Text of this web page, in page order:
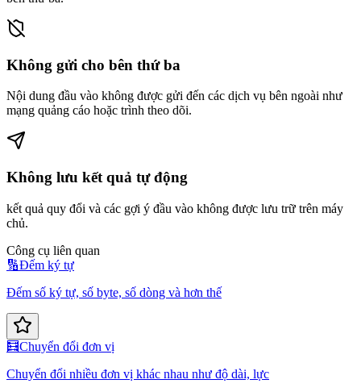
Không gửi cho bên thứ ba
Nội dung đầu vào không được gửi đến các dịch vụ bên ngoài như
mạng quảng cáo hoặc trình theo dõi.
Không lưu kết quả tự động
kết quả quy đổi và các gợi ý đầu vào không được lưu trữ trên máy
chủ.
Công cụ liên quan
🔢Đếm ký tự
Đếm số ký tự, số byte, số dòng và hơn thế
🧮Chuyển đổi đơn vị
Chuyển đổi nhiều đơn vị khác nhau như độ dài, lực